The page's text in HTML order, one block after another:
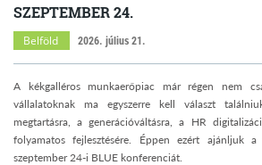
SZEPTEMBER 24.
Belföld 2026. július 21.
A kékgalléros munkaerőpiac már régen nem
vállalatoknak ma egyszerre kell választ
megtartásra, a generációváltásra, a HR
folyamatos fejlesztésére. Éppen ezért ajánljuk
szeptember 24-i BLUE konferenciát.